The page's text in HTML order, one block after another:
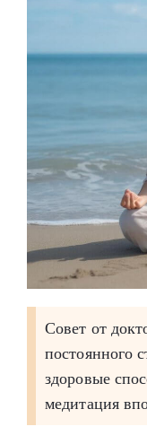
Совет от
постоянного
здоровые
медитация